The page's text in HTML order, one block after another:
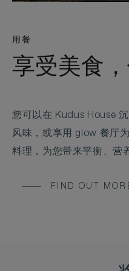
用餐
享受美食
您可以在 Kudus House
风味，或享用 glow 餐厅
料理，为您带来平衡、营
FIND OUT